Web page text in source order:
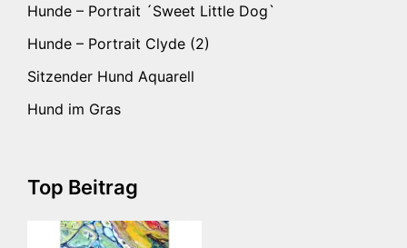
Hunde – Portrait ´Sweet Little Dog`
Hunde – Portrait Clyde (2)
Sitzender Hund Aquarell
Hund im Gras
Top Beitrag